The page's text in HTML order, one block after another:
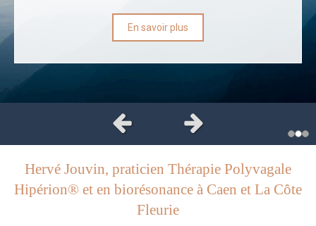
En savoir plus
Slide précédentSlide suivant
Hervé Jouvin, praticien Thérapie Polyvagale
Hipérion® et en biorésonance à Caen et La Côte
Fleurie